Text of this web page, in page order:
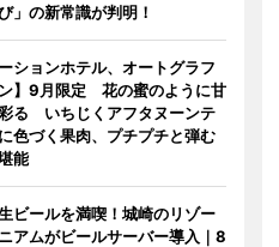
」の新常識が判明！
ションホテル、オートグラフ
】9月限定 花の蜜のように甘
る いちじくアフタヌーンテ
色づく果肉、プチプチと弾む
能
ビールを満喫！城崎のリゾー
アムがビールサーバー導入｜8